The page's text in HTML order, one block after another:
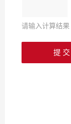
请输入计算结